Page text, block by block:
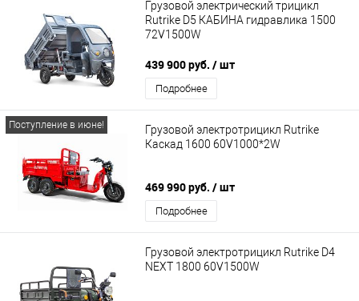
Грузовой электрический трицикл
Rutrike D5 КАБИНА гидравлика 1500
72V1500W
439 900 руб. / шт
Подробнее
Поступление в июне!
Грузовой электротрицикл Rutrike
Каскад 1600 60V1000*2W
469 990 руб. / шт
Подробнее
Грузовой электротрицикл Rutrike D4
NEXT 1800 60V1500W